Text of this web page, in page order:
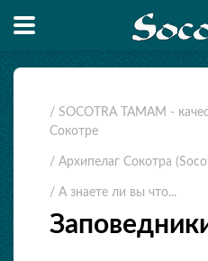
/ SOCOTRA TAMAM -
Сокотре
/ Архипелаг Сокотра
/ А знаете ли вы что...